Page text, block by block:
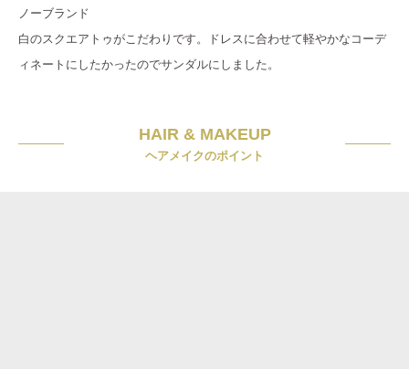
ノーブランド
白のスクエアトゥがこだわりです。ドレスに合わせて軽やかなコーデ
ィネートにしたかったのでサンダルにしました。
HAIR & MAKEUP
ヘアメイクのポイント